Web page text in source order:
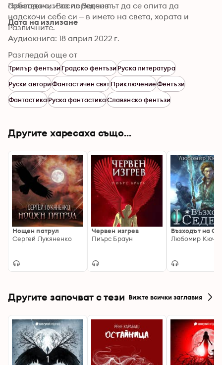
собствена, и за пореден път да се опита да
надскочи себе си – в името на света, хората и
Различните.
Преводачи: Васил Велчев
Дата на излизане
Аудиокнига: 18 април 2022 г.
Разгледай още от
Трилър фентъзиГрадско фентъзиРуска литература
Руски авториФантастичен святПриключениеФентъзи
ФантастикаРуска фантастикаСлавянско фентъзи
Другите харесаха също...
Нощен патрул
Сергей Лукяненко
Червен изгрев
Пиърс Браун
Възходът на
Любомир
Другите започват с тези Вижте всички заглавия